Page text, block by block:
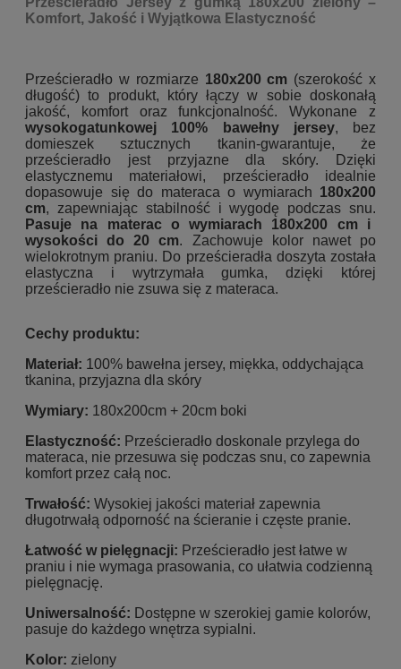
Komfort, Jakość i Wyjątkowa Elastyczność
Prześcieradło w rozmiarze 180x200 cm (szerokość x
długość) to produkt, który łączy w sobie doskonałą
jakość, komfort oraz funkcjonalność. Wykonane z
wysokogatunkowej 100% bawełny jersey, bez
domieszek sztucznych tkanin-gwarantuje, że
prześcieradło jest przyjazne dla skóry. Dzięki
elastycznemu materiałowi, prześcieradło idealnie
dopasowuje się do materaca o wymiarach 180x200
cm, zapewniając stabilność i wygodę podczas snu.
Pasuje na materac o wymiarach 180x200 cm i
wysokości do 20 cm. Zachowuje kolor nawet po
wielokrotnym praniu. Do prześcieradła doszyta została
elastyczna i wytrzymała gumka, dzięki której
prześcieradło nie zsuwa się z materaca.
Cechy produktu:
Materiał: 100% bawełna jersey, miękka, oddychająca
tkanina, przyjazna dla skóry
Wymiary: 180x200cm + 20cm boki
Elastyczność: Prześcieradło doskonale przylega do
materaca, nie przesuwa się podczas snu, co zapewnia
komfort przez całą noc.
Trwałość: Wysokiej jakości materiał zapewnia
długotrwałą odporność na ścieranie i częste pranie.
Łatwość w pielęgnacji: Prześcieradło jest łatwe w
praniu i nie wymaga prasowania, co ułatwia codzienną
pielęgnację.
Uniwersalność: Dostępne w szerokiej gamie kolorów,
pasuje do każdego wnętrza sypialni.
Kolor: zielony